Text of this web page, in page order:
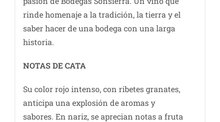
rinde homenaje a la tradición, la tierra y el
saber hacer de una bodega con una larga
historia.
NOTAS DE CATA
Su color rojo intenso, con ribetes granates,
anticipa una explosión de aromas y
sabores. En nariz, se aprecian notas a fruta